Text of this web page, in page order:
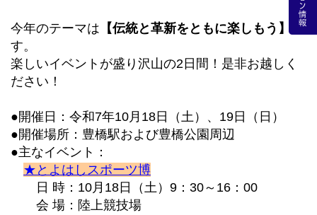
今年のテーマは 【伝統と革新をともに楽しもう】 で
す。
楽しいイベントが盛り沢山の2日間！是非お越しく
ださい！
●開催日：令和7年10月18日（土）、19日（日）
●開催場所：豊橋駅および豊橋公園周辺
●主なイベント：
★とよはしスポーツ博
日 時：10月18日（土）9：30～16：00
会 場：陸上競技場